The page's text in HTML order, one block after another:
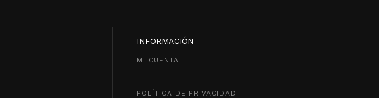
INFORMACIÓN
MI CUENTA
POLÍTICA DE PRIVACIDAD